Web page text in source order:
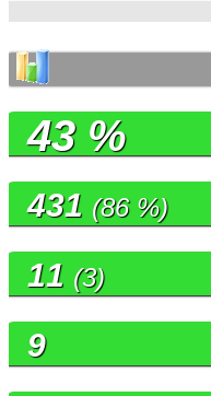
43 %
431 (86 %)
11 (3)
9